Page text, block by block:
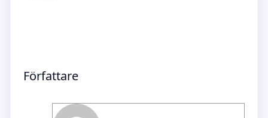
Författare